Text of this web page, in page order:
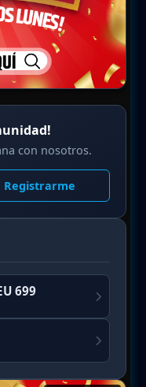
con nosotros.
Registrarme
699